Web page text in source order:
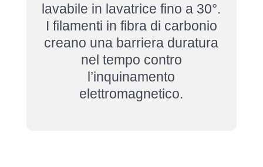
lavabile in lavatrice fino a 30°.
I filamenti in fibra di carbonio
creano una barriera duratura
nel tempo contro
l’inquinamento
elettromagnetico.